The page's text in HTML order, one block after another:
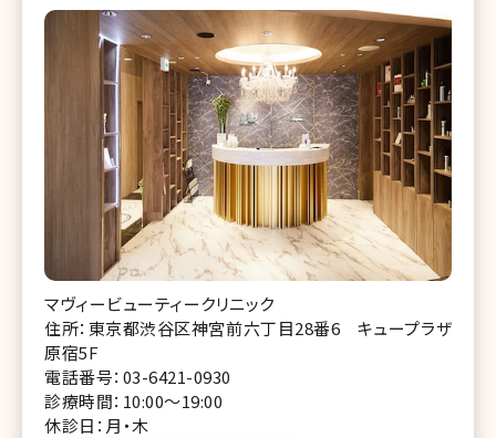
マヴィービューティークリニック
住所：東京都渋谷区神宮前六丁目28番6 キュープラザ
原宿5F
電話番号：03-6421-0930
診療時間：10:00〜19:00
休診日：月・木